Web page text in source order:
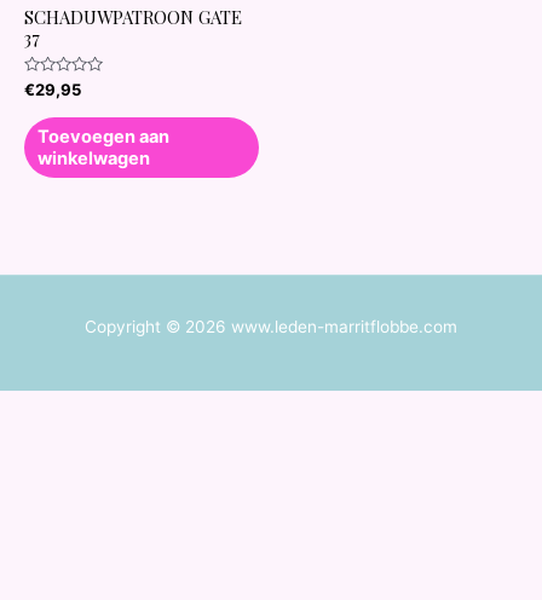
SCHADUWPATROON GATE
37
Waardering
0
5
€29,95
Toevoegen aan
winkelwagen
Copyright © 2026 www.leden-marritflobbe.com